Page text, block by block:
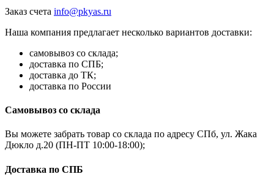
Заказ счета info@pkyas.ru
Наша компания предлагает несколько вариантов доставки:
самовывоз со склада;
доставка по СПБ;
доставка до ТК;
доставка по России
Самовывоз со склада
Вы можете забрать товар со склада по адресу СПб, ул. Жака
Дюкло д.20 (ПН-ПТ 10:00-18:00);
Доставка по СПБ